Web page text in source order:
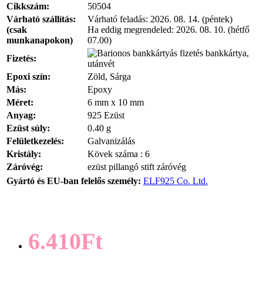
Cikkszám:
50504
Várható szállítás:
(csak
munkanapokon)
Várható feladás: 2026. 08. 14. (péntek)
Ha eddig megrendeled: 2026. 08. 10. (hétfő
07.00)
Fizetés:
bankkártya,
utánvét
Epoxi szín:
Zöld, Sárga
Más:
Epoxy
Méret:
6 mm x 10 mm
Anyag:
925 Ezüst
Ezüst súly:
0.40 g
Felületkezelés:
Galvanizálás
Kristály:
Kövek száma : 6
Záróvég:
ezüst pillangó stift záróvég
Gyártó és EU-ban felelős személy: ELF925 Co. Ltd.
6.410Ft